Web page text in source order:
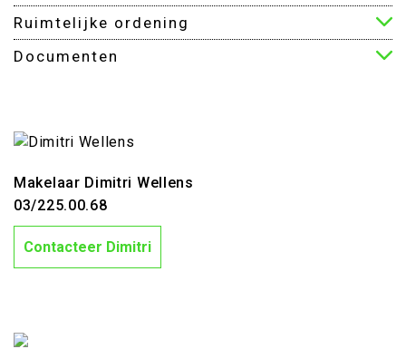
Ruimtelijke ordening
Documenten
Makelaar Dimitri Wellens
03/225.00.68
Contacteer Dimitri